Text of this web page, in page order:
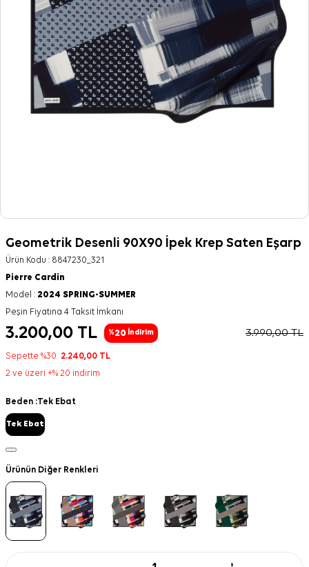
Geometrik Desenli 90X90 İpek Krep Saten Eşarp
Ürün Kodu : 8847230_321
Pierre Cardin
Model : 2024 SPRING-SUMMER
Peşin Fiyatına 4 Taksit İmkanı
3.200,00 TL %20 İndirim 3.990,00TL
Sepette %30 2.240,00 TL
2 ve üzeri +% 20 indirim
Beden :Tek Ebat
Tek Ebat
Ürünün Diğer Renkleri